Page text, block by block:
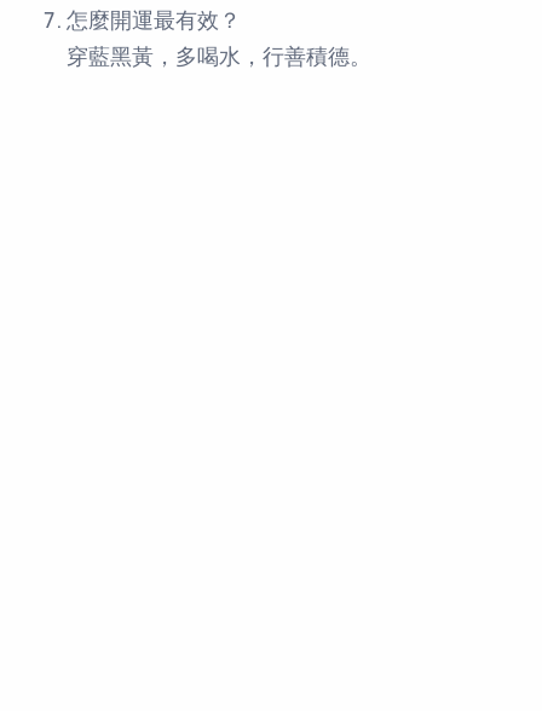
怎麼開運最有效？
穿藍黑黃，多喝水，行善積德。